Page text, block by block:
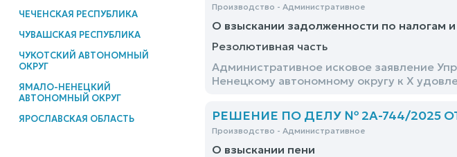
ЧЕЧЕНСКАЯ РЕСПУБЛИКА
ЧУВАШСКАЯ РЕСПУБЛИКА
ЧУКОТСКИЙ АВТОНОМНЫЙ
ОКРУГ
ЯМАЛО-НЕНЕЦКИЙ
АВТОНОМНЫЙ ОКРУГ
ЯРОСЛАВСКАЯ ОБЛАСТЬ
Производство - Административное
О взыскании задолженности по налогам
Резолютивная часть
Административное исковое заявление
Ненецкому автономному округу к Х
РЕШЕНИЕ ПО ДЕЛУ № 2А-744/2025 ОТ
Производство - Административное
О взыскании пени